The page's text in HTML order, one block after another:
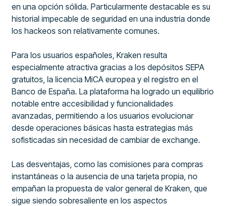
en una opción sólida. Particularmente destacable es su
historial impecable de seguridad en una industria donde
los hackeos son relativamente comunes.
Para los usuarios españoles, Kraken resulta
especialmente atractiva gracias a los depósitos SEPA
gratuitos, la licencia MiCA europea y el registro en el
Banco de España. La plataforma ha logrado un equilibrio
notable entre accesibilidad y funcionalidades
avanzadas, permitiendo a los usuarios evolucionar
desde operaciones básicas hasta estrategias más
sofisticadas sin necesidad de cambiar de exchange.
Las desventajas, como las comisiones para compras
instantáneas o la ausencia de una tarjeta propia, no
empañan la propuesta de valor general de Kraken, que
sigue siendo sobresaliente en los aspectos